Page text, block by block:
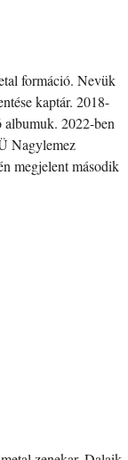
formáció. Nevük
kaptár. 2018-
2022-ben
Nagylemez
megjelent második